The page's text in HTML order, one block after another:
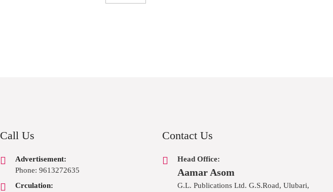
Call Us
Advertisement:
Phone: 9613272635
Crculation:
Contact Us
Head Office:
Aamar Asom
G.L. Publications Ltd. G.S.Road, Ulubari,